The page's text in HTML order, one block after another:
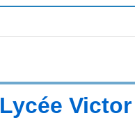
Lycée